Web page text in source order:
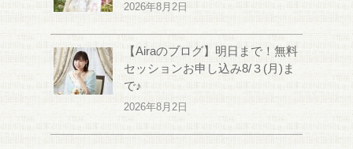
2026年8月2日
【Airaのブログ】明日まで！無料
セッションお申し込み8/３(月)ま
で♪
2026年8月2日